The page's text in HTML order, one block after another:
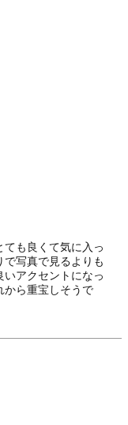
も良くて気に入っ
写真で見るよりも
アクセントになっ
から重宝しそうで